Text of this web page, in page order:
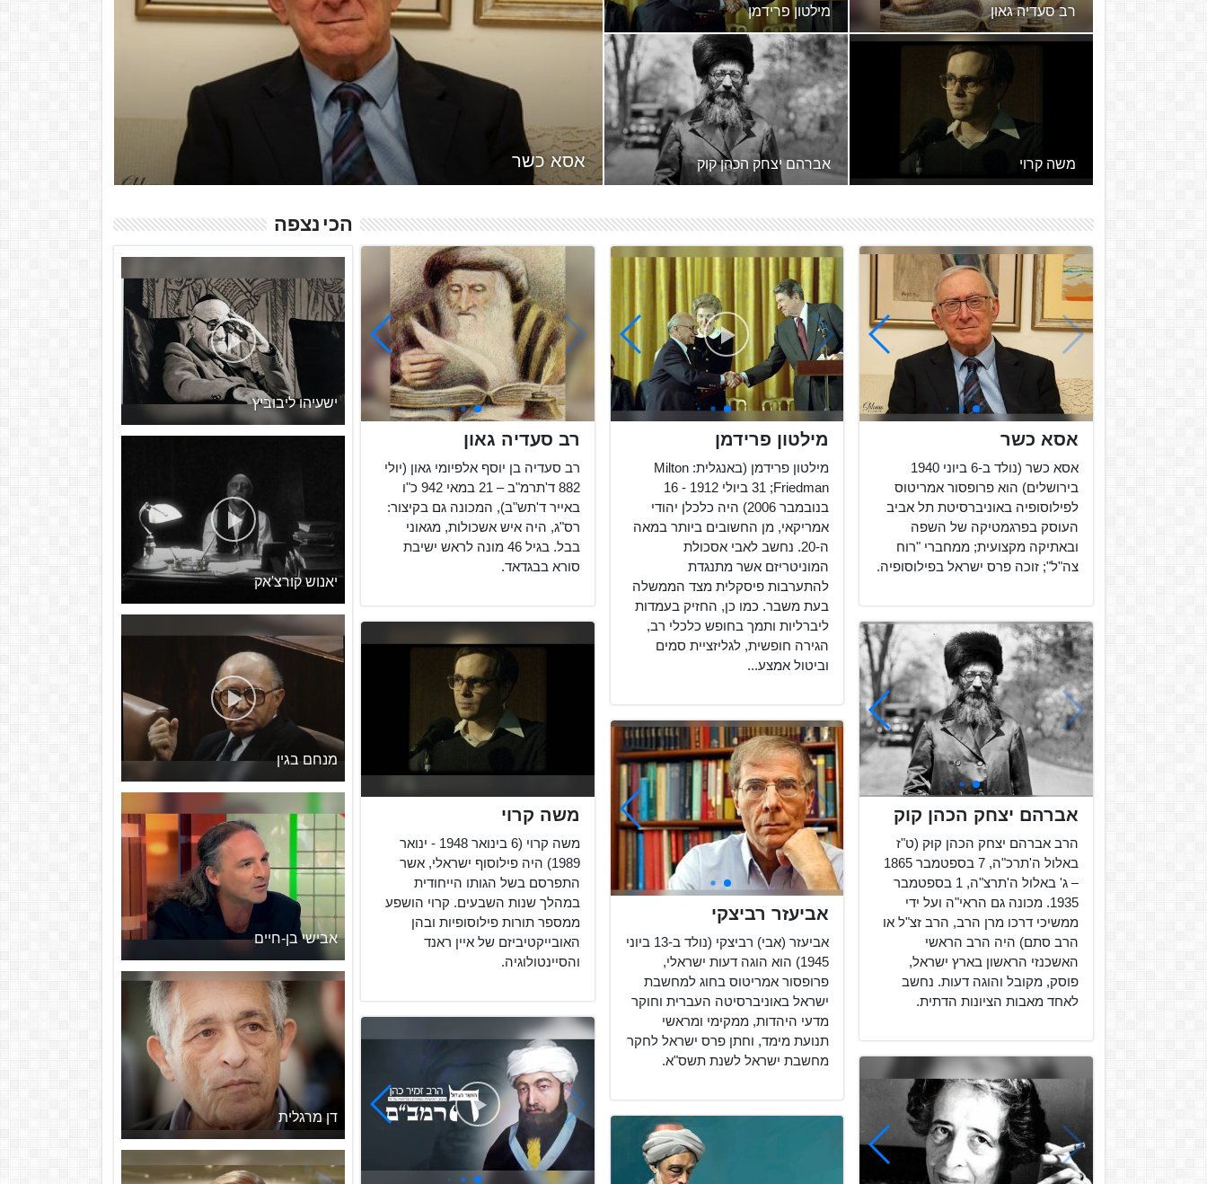
אסא כשר
מילטון פרידמן
מילטון פרידמן (באנגלית: Milton
Friedman;‏ 31 ביולי 1912 - 16
בנובמבר 2006) היה כלכלן יהודי
אמריקאי, מן החשובים ביותר ...
רב סעדיה גאון
רב סעדיה בן יוסף אלפיומי גאון (יולי
באייר ד'תש"ב), המכונה גם בקיצור:
רס"ג, היה איש אשכו...
אברהם יצחק הכהן קוק
– ג' באלול ה'תרצ"ה, 1 בספטמבר
1935. מכונה גם הראי"ה ועל י...
משה קרוי
התפרסם בשל הגותו הייחודית
במהלך שנות השבעים. קרוי
הושפע...
אסא כשר
אסא כשר (נולד ב-6 ביוני 1940
בירושלים) הוא פרופסור אמריטוס
לפילוסופיה באוניברסיטת תל אביב
העוסק בפרגמטיקה של השפה
ובאתיקה מקצועית; ממחברי "רוח
צה"ל"; זוכה פרס ישראל בפילוסופיה.
מילטון פרידמן
מילטון פרידמן (באנגלית: Milton
Friedman;‏ 31 ביולי 1912 - 16
בנובמבר 2006) היה כלכלן יהודי
אמריקאי, מן החשובים ביותר במאה
ה-20. נחשב לאבי אסכולת
המוניטריזם אשר מתנגדת
להתערבות פיסקלית מצד הממשלה
בעת משבר. כמו כן, החזיק בעמדות
ליברליות ותמך בחופש כלכלי רב,
הגירה חופשית, לגליזציית סמים
וביטול אמצע...
רב סעדיה גאון
רב סעדיה בן יוסף אלפיומי גאון (יולי
882 ד'תרמ"ב – 21 במאי 942 כ"ו
באייר ד'תש"ב), המכונה גם בקיצור:
רס"ג, היה איש אשכולות, מגאוני
בבל. בגיל 46 מונה לראש ישיבת
סורא בבגדאד.
אברהם יצחק הכהן קוק
הרב אברהם יצחק הכהן קוּק (ט"ז
באלול ה'תרכ"ה, 7 בספטמבר 1865
– ג' באלול ה'תרצ"ה, 1 בספטמבר
1935. מכונה גם הראי"ה ועל ידי
ממשיכי דרכו מרן הרב, הרב זצ"ל או
הרב סתם) היה הרב הראשי
האשכנזי הראשון בארץ ישראל,
פוסק, מקובל והוגה דעות. נחשב
לאחד מאבות הציונות הדתית.
משה קרוי
משה קרוי (6 בינואר 1948 - ינואר
1989) היה פילוסוף ישראלי, אשר
התפרסם בשל הגותו הייחודית
במהלך שנות השבעים. קרוי הושפע
ממספר תורות פילוסופיות ובהן
האובייקטיביזם של איין ראנד
והסיינטולוגיה.
אביעזר רביצקי
אביעזר (אבי) רביצקי (נולד ב-13 ביוני
1945) הוא הוגה דעות ישראלי,
פרופסור אמריטוס בחוג למחשבת
ישראל באוניברסיטה העברית וחוקר
מדעי היהדות, ממקימי ומראשי
תנועת מימד, וחתן פרס ישראל לחקר
מחשבת ישראל לשנת תשס"א.
הכי נצפה
ישעיהו ליבוביץ
יאנוש קורצ'אק
מנחם בגין
אבישי בן-חיים
דן מרגלית